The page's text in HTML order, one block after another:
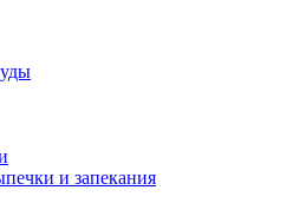
и запекания